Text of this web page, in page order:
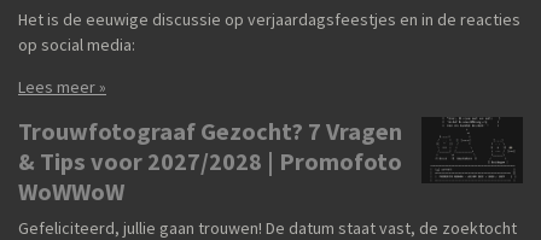
Het is de eeuwige discussie op verjaardagsfeestjes en in de reacties
op social media:
Lees meer »
Trouwfotograaf Gezocht? 7 Vragen
& Tips voor 2027/2028 | Promofoto
WoWWoW
Gefeliciteerd, jullie gaan trouwen! De datum staat vast, de zoektocht